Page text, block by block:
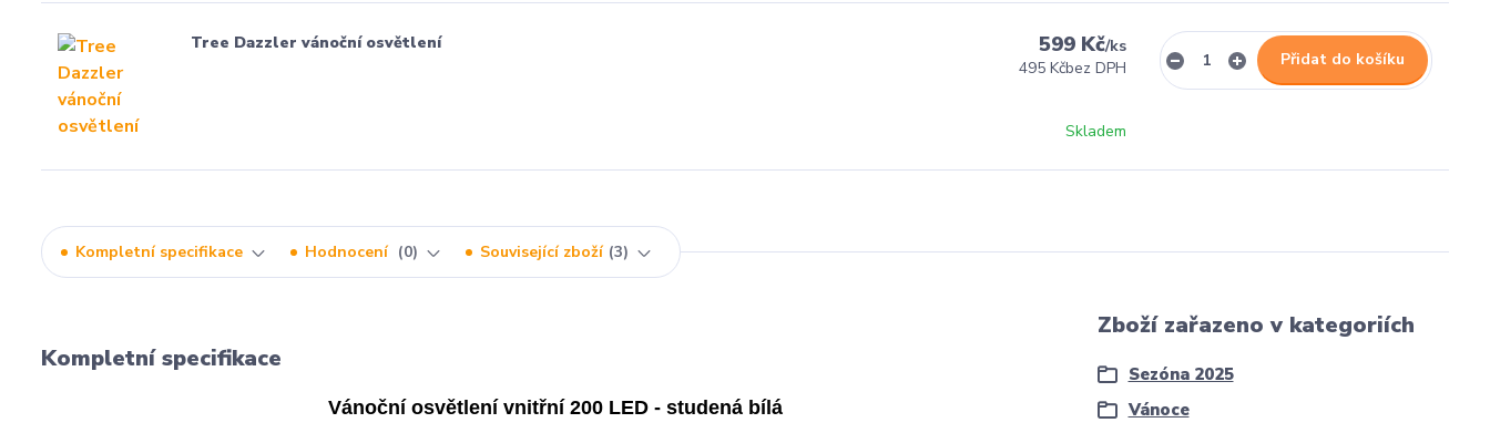
Tree Dazzler vánoční osvětlení 599 Kč/ks
495 Kčbez DPH
Skladem
Přidat do košíku
Kompletní specifikace Hodnocení 0 Související zboží 3
Kompletní specifikace
Vánoční osvětlení vnitřní 200 LED - studená bílá
Zboží zařazeno v kategoriích
Sezóna 2025
Vánoce